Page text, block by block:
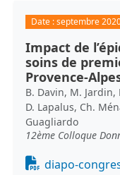
Date :septembre
Impact de
soins de
Provence-
B. Davin, M. Jardin,
D. Lapalus, Ch.
Guagliardo
12ème Colloque
Document
diapo-